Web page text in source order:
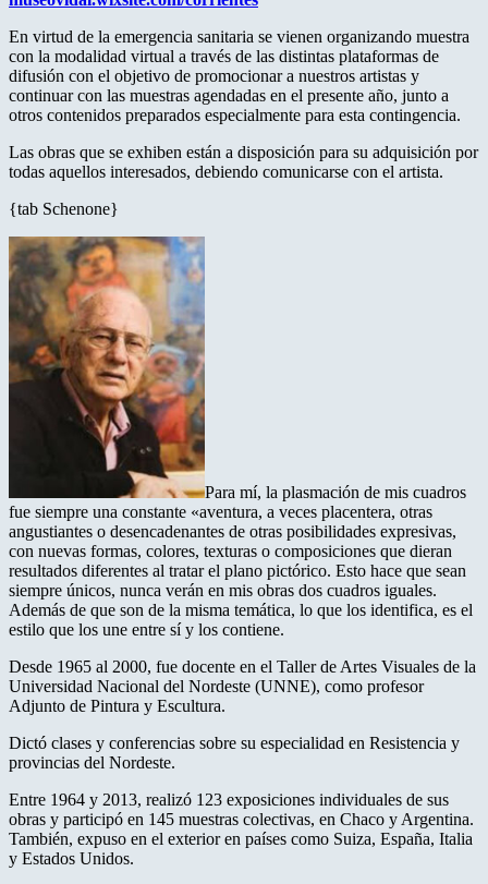
En virtud de la emergencia sanitaria se vienen organizando muestra
con la modalidad virtual a través de las distintas plataformas de
difusión con el objetivo de promocionar a nuestros artistas y
continuar con las muestras agendadas en el presente año, junto a
otros contenidos preparados especialmente para esta contingencia.
Las obras que se exhiben están a disposición para su adquisición por
todas aquellos interesados, debiendo comunicarse con el artista.
{tab Schenone}
Para mí, la plasmación de mis cuadros
fue siempre una constante «aventura, a veces placentera, otras
angustiantes o desencadenantes de otras posibilidades expresivas,
con nuevas formas, colores, texturas o composiciones que dieran
resultados diferentes al tratar el plano pictórico. Esto hace que sean
siempre únicos, nunca verán en mis obras dos cuadros iguales.
Además de que son de la misma temática, lo que los identifica, es el
estilo que los une entre sí y los contiene.
Desde 1965 al 2000, fue docente en el Taller de Artes Visuales de la
Universidad Nacional del Nordeste (UNNE), como profesor
Adjunto de Pintura y Escultura.
Dictó clases y conferencias sobre su especialidad en Resistencia y
provincias del Nordeste.
Entre 1964 y 2013, realizó 123 exposiciones individuales de sus
obras y participó en 145 muestras colectivas, en Chaco y Argentina.
También, expuso en el exterior en países como Suiza, España, Italia
y Estados Unidos.